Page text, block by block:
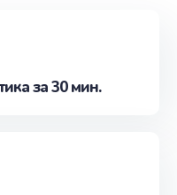
за 30 мин.